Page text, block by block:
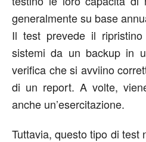
generalmente su base
Il test prevede il
sistemi da un backup in
verifica che si avviino
di un report. A volte,
anche un’esercitazione.
Tuttavia, questo tipo di test